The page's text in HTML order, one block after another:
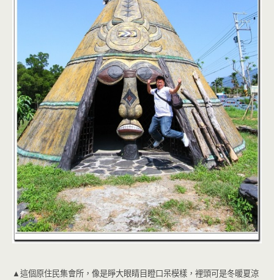
▲這個原住民集會所，像是睜大眼睛目瞪口呆模樣，裡頭可是冬暖夏涼